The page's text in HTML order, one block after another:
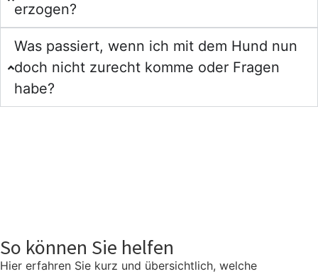
erzogen?
Was passiert, wenn ich mit dem Hund nun
doch nicht zurecht komme oder Fragen
habe?
So können Sie helfen
Hier erfahren Sie kurz und übersichtlich, welche